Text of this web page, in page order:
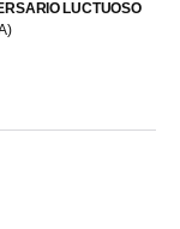
LUCTUOSO